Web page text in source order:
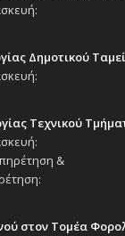
Δημοτικού
Τεχνικού
&
στον Τομέα